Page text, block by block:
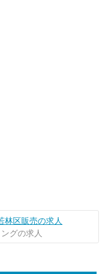
林区販売の求人
グの求人